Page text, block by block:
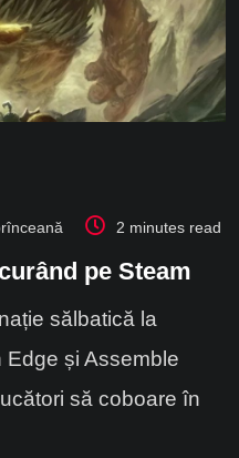
2 minutes read
pe Steam
sălbatică la
și Assemble
să coboare în